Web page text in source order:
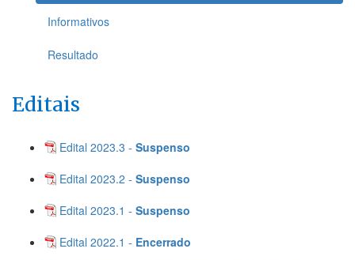
Informativos
Resultado
Editais
Edital 2023.3 - Suspenso
Edital 2023.2 - Suspenso
Edital 2023.1 - Suspenso
Edital 2022.1 - Encerrado